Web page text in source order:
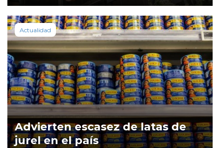
Actualidad
Advierten escasez de latas de
jurel en el país